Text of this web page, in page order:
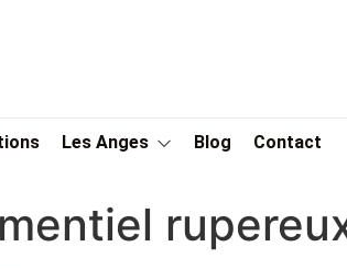
Les Anges Blog Contact